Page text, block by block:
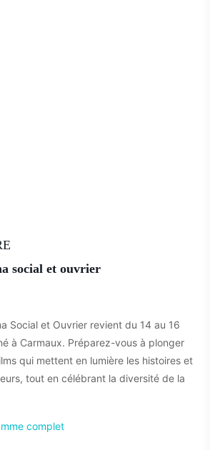
social et ouvrier
Social et Ouvrier revient du 14 au 16
à Carmaux. Préparez-vous à plonger
qui mettent en lumière les histoires et
tout en célébrant la diversité de la
complet